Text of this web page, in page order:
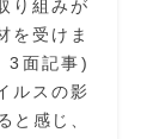
り組みが
を受けま
面記事)
ルスの影
と感じ、